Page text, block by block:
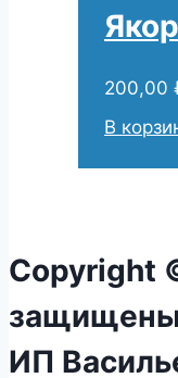
200,00
В
Copyright
защищены
ИП